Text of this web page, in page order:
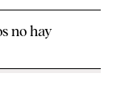
no hay